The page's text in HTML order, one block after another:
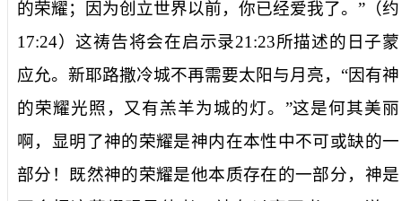
的荣耀；因为创立世界以前，你已经爱我了。”（约
17:24）这祷告将会在启示录21:23所描述的日子蒙
应允。新耶路撒冷城不再需要太阳与月亮，“因有神
的荣耀光照，又有羔羊为城的灯。”这是何其美丽
啊，显明了神的荣耀是神内在本性中不可或缺的一
部分！既然神的荣耀是他本质存在的一部分，神是